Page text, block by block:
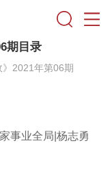
期目录
2021年第06期
事业全局|杨志勇